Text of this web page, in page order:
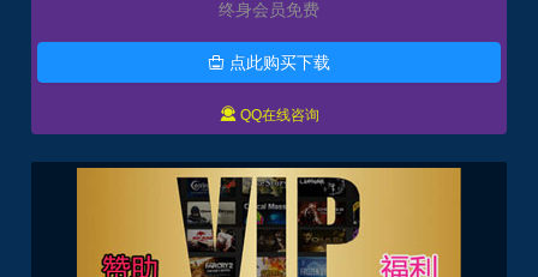
终身会员免费
 点此购买下载
 QQ在线咨询